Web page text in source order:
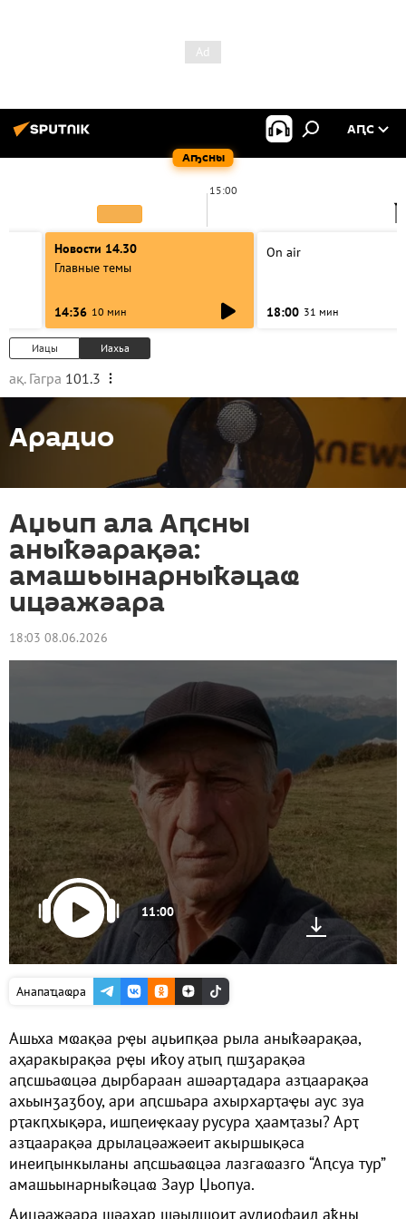
Аҧсны
АԤС
15:00
Новости 14.30
Главные темы
14:36 10 мин
On air
18:00 31 мин
Иацы Иахьа
ақ. Гагра 101.3
Арадио
Аџьип ала Аԥсны
аныҟәарақәа:
амашьынарныҟәцаҩ
ицәажәара
18:03 08.06.2026
11:00
Анапаҵаҩра
Ашьха мҩақәа рҿы аџьипқәа рыла аныҟәарақәа,
аҳаракырақәа рҿы иҟоу аҭыԥ ԥшӡарақәа
аԥсшьаҩцәа дырбараан ашәарҭадара азҵаарақәа
ахьынӡаӡбоу, ари аԥсшьара ахырхарҭаҿы аус зуа
рҭакԥхықәра, ишԥеиҿкаау русура ҳаамҭазы? Арҭ
азҵаарақәа дрылацәажәеит акыршықәса
инеиԥынкыланы аԥсшьаҩцәа лазгаҩазго “Аԥсуа тур”
амашьынарныҟәцаҩ Заур Џьопуа.
Аицәажәара шәаҳар шәылшоит аудиофаил аҟны